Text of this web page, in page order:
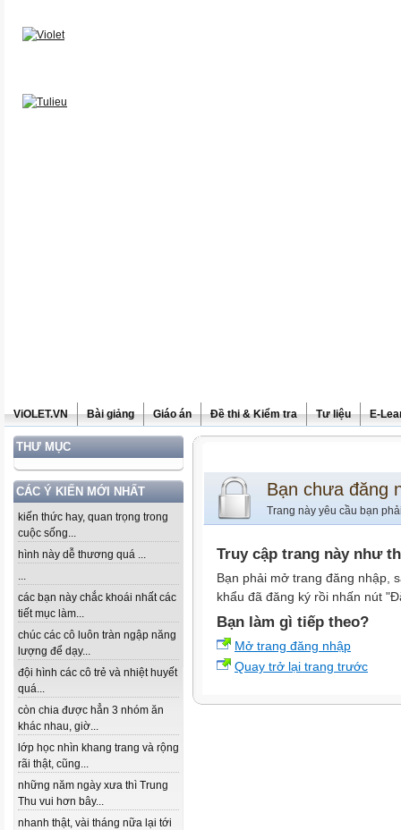
ViOLET.VN Bài giảng Giáo án Đề thi & Kiểm tra Tư liệu E-
THƯ MỤC
CÁC Ý KIẾN MỚI NHẤT
kiến thức hay, quan trọng trong
cuộc sống...
hình này dễ thương quá ...
...
các bạn này chắc khoái nhất các
tiết mục làm...
chúc các cô luôn tràn ngập năng
lượng để dạy...
đội hình các cô trẻ và nhiệt huyết
quá...
còn chia được hẳn 3 nhóm ăn
khác nhau, giờ...
lớp học nhìn khang trang và rộng
rãi thật, cũng...
những năm ngày xưa thì Trung
Thu vui hơn bây...
nhanh thật, vài tháng nữa lại tới
Bạn chưa đăng
Trang này yêu cầu bạn
Truy cập trang này như
Bạn phải mở trang đăng nhập,
khẩu đã đăng ký rồi nhấn nút
Bạn làm gì tiếp theo?
Mở trang đăng nhập
Quay trở lại trang trước